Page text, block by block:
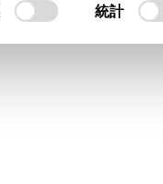
統計